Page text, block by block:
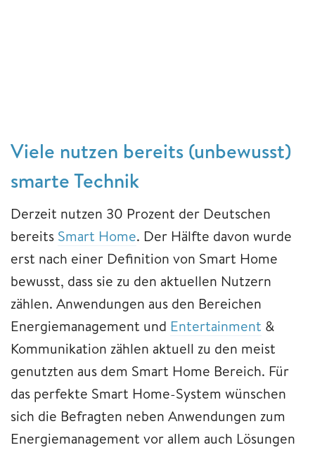
Viele nutzen bereits (unbewusst)
smarte Technik
Derzeit nutzen 30 Prozent der Deutschen
bereits Smart Home. Der Hälfte davon wurde
erst nach einer Definition von Smart Home
bewusst, dass sie zu den aktuellen Nutzern
zählen. Anwendungen aus den Bereichen
Energiemanagement und Entertainment &
Kommunikation zählen aktuell zu den meist
genutzten aus dem Smart Home Bereich. Für
das perfekte Smart Home-System wünschen
sich die Befragten neben Anwendungen zum
Energiemanagement vor allem auch Lösungen